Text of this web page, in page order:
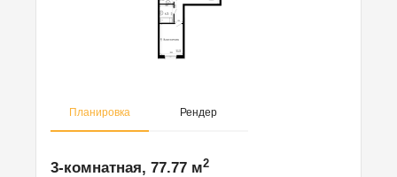
Планировка Рендер
3-комнатная, 77.77 м2